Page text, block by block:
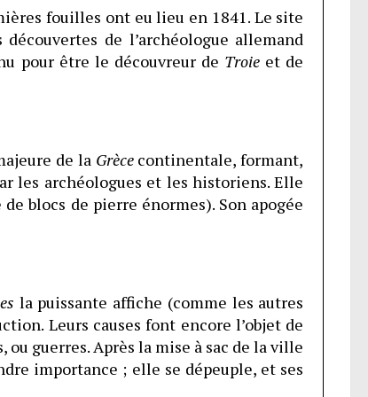
fouilles ont eu lieu en 1841. Le site
de l’archéologue allemand
pour être le découvreur de Troie et de
de la Grècecontinentale, formant,
les archéologues et les historiens. Elle
blocs de pierre énormes). Son apogée
la puissante affiche (comme les autres
Leurs causes font encore l’objet de
guerres. Après la mise à sac de la ville
importance ; elle se dépeuple, et ses